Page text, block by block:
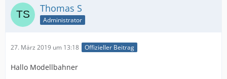
Thomas S
Administrator
27. März 2019 um 13:18 Offizieller Beitrag
Hallo Modellbahner